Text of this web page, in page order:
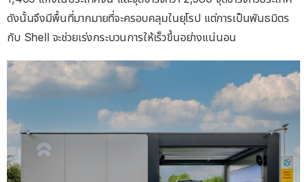
ดังนั้นจึงมีพื้นที่มากมายที่จะครอบคลุมในยุโรป แต่การเป็นพันธมิตร
กับ Shell จะช่วยเร่งกระบวนการให้เร็วขึ้นอย่างแน่นอน